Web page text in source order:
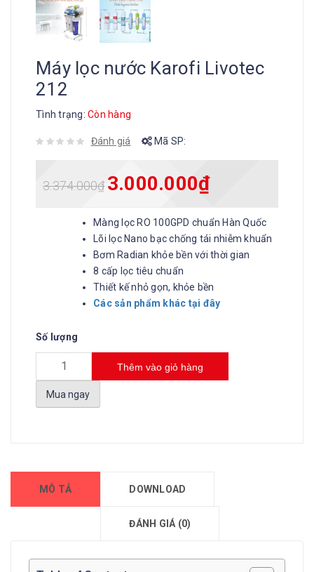
Máy lọc nước Karofi Livotec
212
Tình trạng: Còn hàng
Đánh giá Mã SP:
3.374.000₫ 3.000.000₫
Màng lọc RO 100GPD chuẩn Hàn Quốc
Lõi lọc Nano bạc chống tái nhiễm khuẩn
Bơm Radian khỏe bền với thời gian
8 cấp lọc tiêu chuẩn
Thiết kế nhỏ gọn, khỏe bền
Các sản phẩm khác tại đây
Số lượng
Thêm vào giỏ hàng
Mua ngay
MÔ TẢ DOWNLOAD
ĐÁNH GIÁ (0)